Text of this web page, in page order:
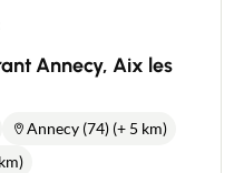
Annecy, Aix les
Annecy (74) (+ 5 km)